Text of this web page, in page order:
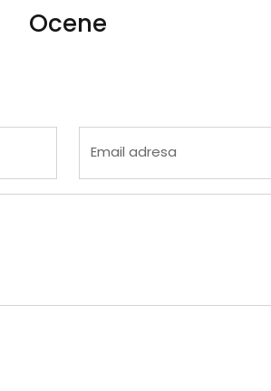
Ocene
Email adresa